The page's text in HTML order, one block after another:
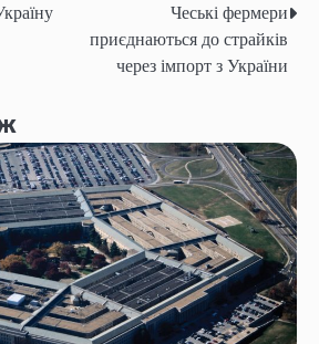
Чеські фермери
приєднаються до страйків
через імпорт з України